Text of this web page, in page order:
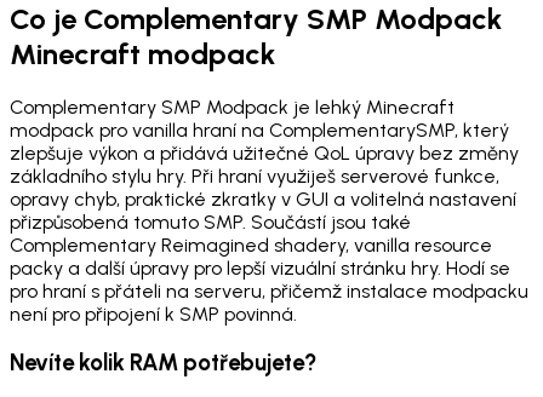
Co je Complementary SMP Modpack
Minecraft modpack
Complementary SMP Modpack je lehký Minecraft
modpack pro vanilla hraní na ComplementarySMP, který
zlepšuje výkon a přidává užitečné QoL úpravy bez změny
základního stylu hry. Při hraní využiješ serverové funkce,
opravy chyb, praktické zkratky v GUI a volitelná nastavení
přizpůsobená tomuto SMP. Součástí jsou také
Complementary Reimagined shadery, vanilla resource
packy a další úpravy pro lepší vizuální stránku hry. Hodí se
pro hraní s přáteli na serveru, přičemž instalace modpacku
není pro připojení k SMP povinná.
Nevíte kolik RAM potřebujete?